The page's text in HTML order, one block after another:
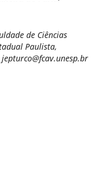
de Ciências
Paulista,